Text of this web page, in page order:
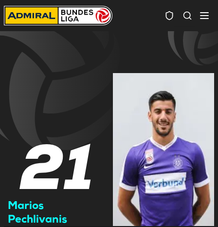
21
Marios
Pechlivanis